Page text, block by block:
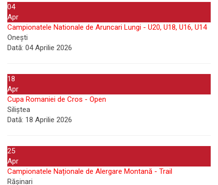
04
Apr
Campionatele Nationale de Aruncari Lungi - U20, U18, U16, U14
Onești
Dată: 04 Aprilie 2026
18
Apr
Cupa Romaniei de Cros - Open
Siliștea
Dată: 18 Aprilie 2026
25
Apr
Campionatele Naționale de Alergare Montană - Trail
Rășinari